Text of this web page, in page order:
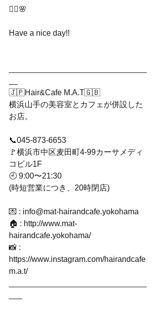
💆‍♀️🌸﻿
Have a nice day!!﻿
🇯🇵Hair&Cafe M.A.T🇬🇧﻿
横浜山手の美容室とカフェが併設した
お店。﻿
📞045-873-6653﻿
🚩横浜市中区麦田町4-99カーサメディ
コビル1F﻿
🕘 9:00〜21:30﻿
(時短営業につき、20時閉店)﻿
💌 : info@mat-hairandcafe.yokohama﻿
🏠 : http://www.mat-
hairandcafe.yokohama/﻿
📸 :
https://www.instagram.com/hairandcafe
m.a.t/﻿